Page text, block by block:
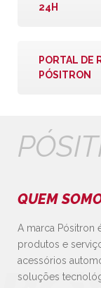
24H
PORTAL DE
PÓSITRON
QUEM
A marca Pósitron
produtos e
acessórios
soluções